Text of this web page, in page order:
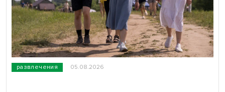
развлечения 05.08.2026